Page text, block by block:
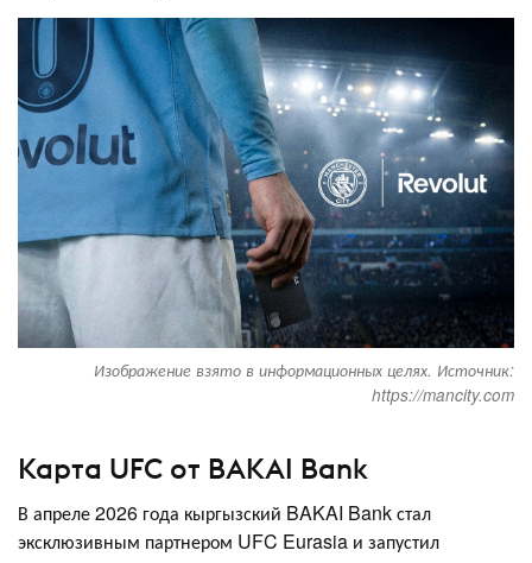
Изображение взято в информационных целях. Источник:
https://mancity.com
Карта UFC от BAKAI Bank
В апреле 2026 года кыргызский BAKAI Bank стал
эксклюзивным партнером UFC Eurasia и запустил